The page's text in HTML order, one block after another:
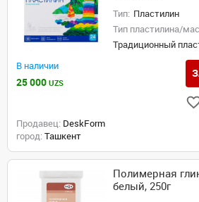
Тип: Пластилин
Тип пластилина/
Традиционный
В наличии
25 000 UZS
Продавец: DeskForm
город: Ташкент
Полимерная
белый, 250г